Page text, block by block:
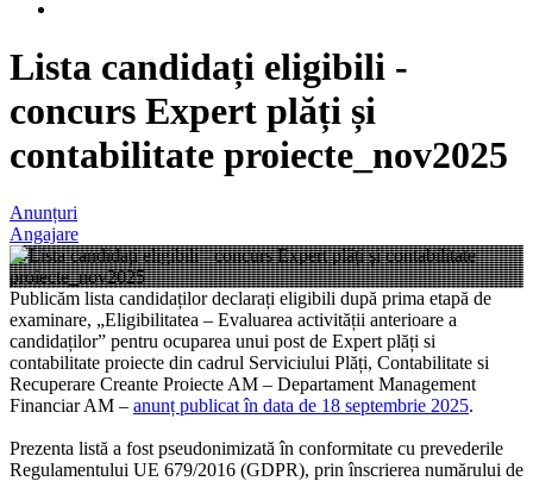
Lista candidați eligibili -
concurs Expert plăți și
contabilitate proiecte_nov2025
Anunțuri
Angajare
Publicăm lista candidaților declarați eligibili după prima etapă de
examinare, „Eligibilitatea – Evaluarea activității anterioare a
candidaților” pentru ocuparea unui post de Expert plăți si
contabilitate proiecte din cadrul Serviciului Plăți, Contabilitate si
Recuperare Creante Proiecte AM – Departament Management
Financiar AM – anunț publicat în data de 18 septembrie 2025.
Prezenta listă a fost pseudonimizată în conformitate cu prevederile
Regulamentului UE 679/2016 (GDPR), prin înscrierea numărului de